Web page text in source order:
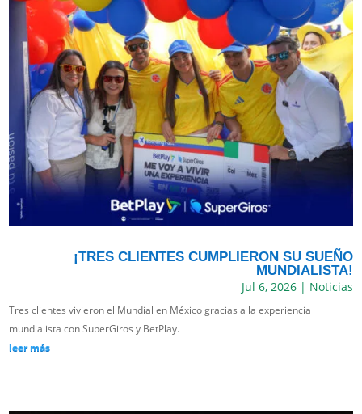
¡TRES CLIENTES CUMPLIERON SU SUEÑO
MUNDIALISTA!
Jul 6, 2026| Noticias
Tres clientes vivieron el Mundial en México gracias a la experiencia
mundialista con SuperGiros y BetPlay.
leer más